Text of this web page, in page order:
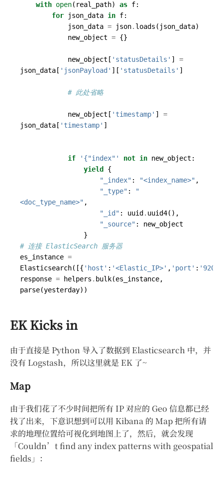
with open( real_path) as f:
for
json_data in f:
json_data = json. loads ( json_data)
new_object = {}
new_object [ 'statusDetails' ]
=
json_data [ 'jsonPayload' ][ 'statusDetails' ]
# 此处省略
new_object [ 'timestamp' ]
=
json_data [ 'timestamp' ]
if '{"index"' not in new_object :
yield
{
"_index" : "<index_name>" ,
"_type" :
"
<doc_type_name>" ,
"_id" : uuid . uuid4(),
"_source" :
new_object
}
# 连接 ElasticSearch 服务器
es_instance =
Elasticsearch([{ 'host' : '<Elastic_IP>' , 'port' : '9200'
response = helpers . bulk(es_instance,
parse(yesterday))
EK Kicks in
由于直接是 Python 导入了数据到 Elasticsearch 中，并
没有 Logstash，所以这里就是 EK 了~
Map
由于我们花了不少时间把所有 IP 对应的 Geo 信息都已经
找了出来，下意识想到可以用 Kibana 的 Map 把所有请
求的地理位置给可视化到地图上了，然后，就会发现
「Couldn’t find any index patterns with geospatial
fields」：